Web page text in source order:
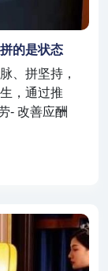
的是状态
、拼坚持，
，通过推
- 改善应酬